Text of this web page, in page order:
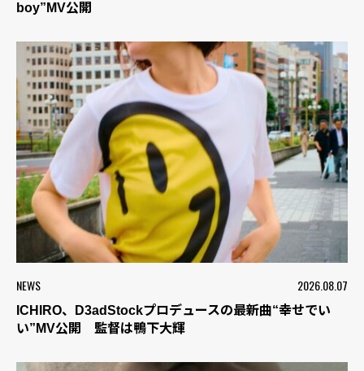
boy”MV公開
NEWS 2026.08.07
ICHIRO、D3adStockプロデュースの最新曲“幸せでい
い”MV公開 監督は鴨下大輝